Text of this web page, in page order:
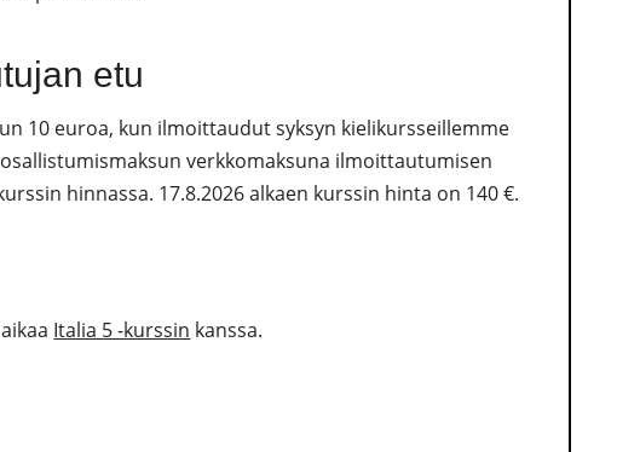
etu
10 euroa, kun ilmoittaudut syksyn kielikursseillemme
verkkomaksuna ilmoittautumisen
hinnassa. 17.8.2026 alkaen kurssin hinta on 140 €.
Italia 5 -kurssin kanssa.